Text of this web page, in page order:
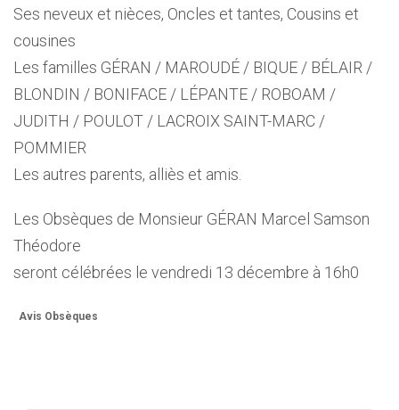
Ses neveux et nièces, Oncles et tantes, Cousins et
cousines
Les familles GÉRAN / MAROUDÉ / BIQUE / BÉLAIR /
BLONDIN / BONIFACE / LÉPANTE / ROBOAM /
JUDITH / POULOT / LACROIX SAINT-MARC /
POMMIER
Les autres parents, alliès et amis.
Les Obsèques de Monsieur GÉRAN Marcel Samson
Théodore
seront célébrées le vendredi 13 décembre à 16h0
Avis Obsèques